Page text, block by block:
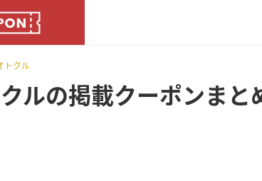
トクル
ルの掲載クーポンまと